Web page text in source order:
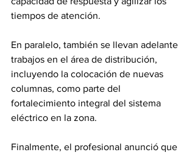
tiempos de atención.
En paralelo, también se llevan adelante
trabajos en el área de distribución,
incluyendo la colocación de nuevas
columnas, como parte del
fortalecimiento integral del sistema
eléctrico en la zona.
Finalmente, el profesional anunció que